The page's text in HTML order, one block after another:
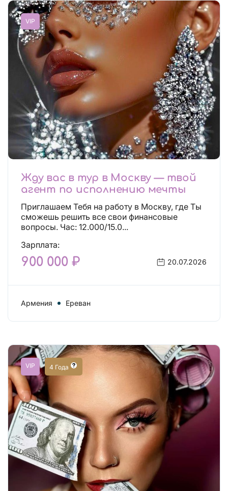
VIP
Жду вас в тур в Москву — твой
агент по исполнению мечты
Приглашаем Тебя на работу в Москву, где Ты
сможешь решить все свои финансовые
вопросы. Час: 12.000/15.0...
Зарплата:
900 000 ₽ 20.07.2026
Армения Ереван
VIP 4 Года